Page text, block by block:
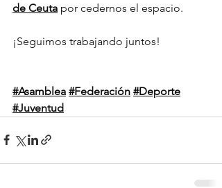
de Ceuta por cedernos el espacio.
¡Seguimos trabajando juntos!
#Asamblea #Federación #Deporte
#Juventud